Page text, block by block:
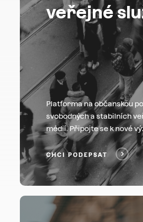
veřejné
Platforma na občanskou
svobodných a stabilních
médií. Připojte se k nové
CHCI PODEPSAT